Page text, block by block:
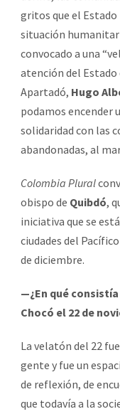
gritos que el Estado
situación
convocado a una
atención del
Apartadó, Hugo
podamos encender
solidaridad con las
abandonadas, al
Colombia Plural
obispo de Quibdó,
iniciativa que se
ciudades del
de diciembre.
—¿En qué
Chocó el 22 de
La velatón del 22
gente y fue un
de reflexión, de
que todavía a la